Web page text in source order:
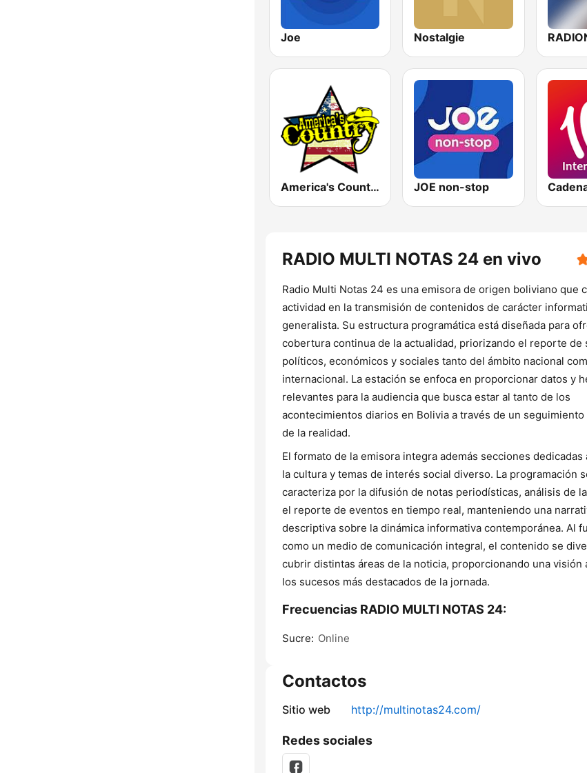
Joe Nostalgie
America's Country JOE non-stop
RADIO MULTI NOTAS 24 en vivo
Radio Multi Notas 24 es una emisora de origen boliviano que
actividad en la transmisión de contenidos de carácter
generalista. Su estructura programática está diseñada para
cobertura continua de la actualidad, priorizando el reporte de
políticos, económicos y sociales tanto del ámbito nacional
internacional. La estación se enfoca en proporcionar datos y
relevantes para la audiencia que busca estar al tanto de los
acontecimientos diarios en Bolivia a través de un seguimiento
de la realidad.
El formato de la emisora integra además secciones dedicadas
la cultura y temas de interés social diverso. La programación
caracteriza por la difusión de notas periodísticas, análisis de
el reporte de eventos en tiempo real, manteniendo una
descriptiva sobre la dinámica informativa contemporánea. Al
como un medio de comunicación integral, el contenido se
cubrir distintas áreas de la noticia, proporcionando una visión
los sucesos más destacados de la jornada.
Frecuencias RADIO MULTI NOTAS 24:
Sucre: Online
Contactos
Sitio web http://multinotas24.com/
Redes sociales